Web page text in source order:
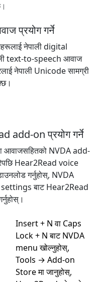
प्रयोग गर्ने
नेपाली digital
text-to-speech आवाज
नेपाली Unicode सामग्री
add-on प्रयोग गर्ने
आवाजसहितको NVDA add-
Hear2Read voice
गर्नुहोस्, NVDA
बाट Hear2Read
Insert + N वा Caps
Lock + N बाट NVDA
menu खोल्नुहोस्,
Tools → Add-on
Store मा जानुहोस्,